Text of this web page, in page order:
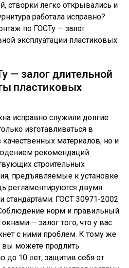
створки легко открывались и
работала исправно?
по ГОСТу — залог
эксплуатации пластиковых
— залог длительной
пластиковых
исправно служили долгие
изготавливаться в
качественных материалов, но и
рекомендаций
строительных
предъявляемые к установке
регламентируются двумя
ГОСТ 30971-2002
норм и правильный
— залог того, что у вас
с ними проблем. К тому же
можете продлить
до 10 лет, защитив себя от